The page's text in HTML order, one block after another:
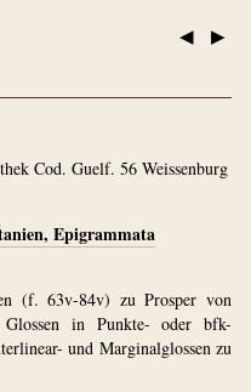
◀ ▶
Cod. Guelf. 56 Weissenburg
Epigrammata
(f. 63v-84v) zu Prosper von
in Punkte- oder bfk-
und Marginalglossen zu